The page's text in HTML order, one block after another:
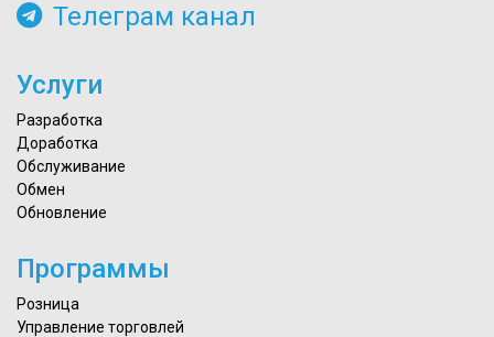
Телеграм канал
Услуги
Разработка
Доработка
Обслуживание
Обмен
Обновление
Программы
Розница
Управление торговлей